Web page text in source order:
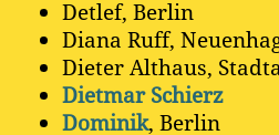
Detlef, Berlin
Diana Ruff,
Dieter Althaus,
Dietmar Schierz
Dominik, Berlin